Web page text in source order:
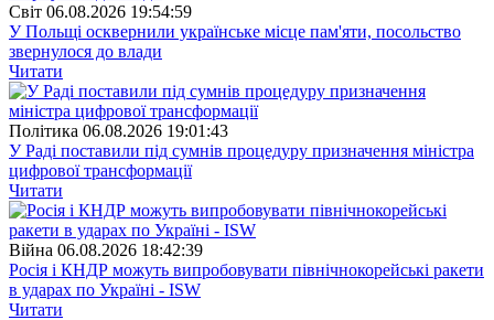
Свiт 06.08.2026 19:54:59
У Польщі осквернили українське місце пам'яти, посольство
звернулося до влади
Читати
Полiтика 06.08.2026 19:01:43
У Раді поставили під сумнів процедуру призначення міністра
цифрової трансформації
Читати
Війна 06.08.2026 18:42:39
Росія і КНДР можуть випробовувати північнокорейські ракети
в ударах по Україні - ISW
Читати